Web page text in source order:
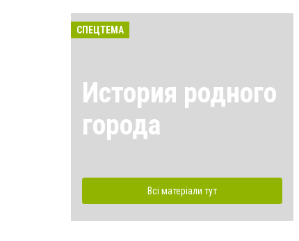
СПЕЦТЕМА
История родного
города
Всі матеріали тут